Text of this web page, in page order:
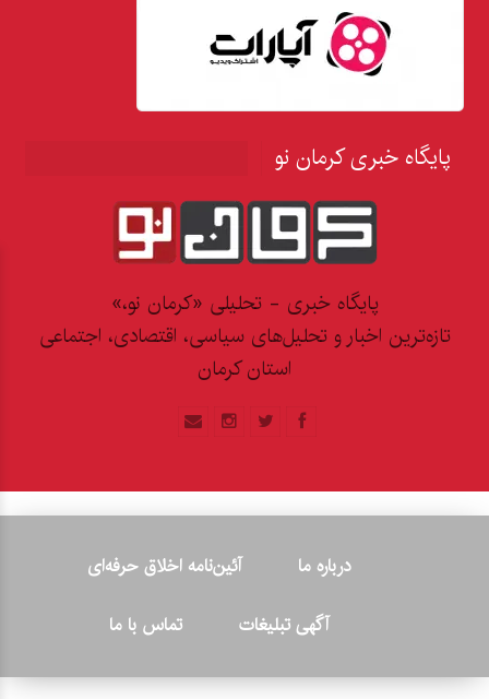
پایگاه خبری کرمان نو
پایگاه خبری - تحلیلی «کرمان نو،»
تازه‌ترین اخبار و تحلیل‌های سیاسی، اقتصادی، اجتماعی
استان کرمان
درباره ما
آئین‌نامه اخلاق حرفه‌ای
آگهی تبلیغات
تماس با ما